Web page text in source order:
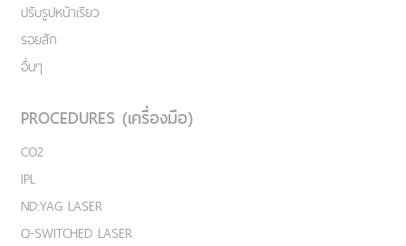
ปรับรูปหน้าเรียว
รอยสัก
อื่นๆ
PROCEDURES (เครื่องมือ)
CO2
IPL
ND:YAG LASER
Q-SWITCHED LASER